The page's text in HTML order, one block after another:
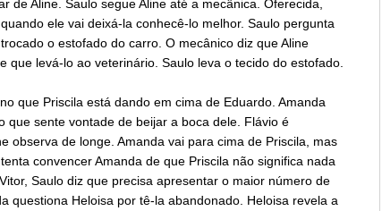
de Aline. Saulo segue Aline até a mecânica. Oferecida,
ele vai deixá-la conhecê-lo melhor. Saulo pergunta
o estofado do carro. O mecânico diz que Aline
que levá-lo ao veterinário. Saulo leva o tecido do estofado.
que Priscila está dando em cima de Eduardo. Amanda
que sente vontade de beijar a boca dele. Flávio é
observa de longe. Amanda vai para cima de Priscila, mas
convencer Amanda de que Priscila não significa nada
Saulo diz que precisa apresentar o maior número de
questiona Heloisa por tê-la abandonado. Heloisa revela a